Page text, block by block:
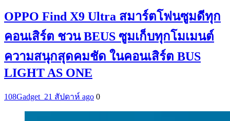
OPPO Find X9 Ultra สมาร์ตโฟนซูมดีทุก
คอนเสิร์ต ชวน BEUS ซูมเก็บทุกโมเมนต์
ความสนุกสุดคมชัด ในคอนเสิร์ต BUS
LIGHT AS ONE
108Gadget_21 สัปดาห์ ago 0